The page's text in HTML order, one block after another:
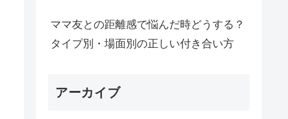
ママ友との距離感で悩んだ時どうする？
タイプ別・場面別の正しい付き合い方
アーカイブ